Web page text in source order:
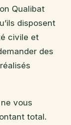
Qualibat
disposent
civile et
des
vous
total.